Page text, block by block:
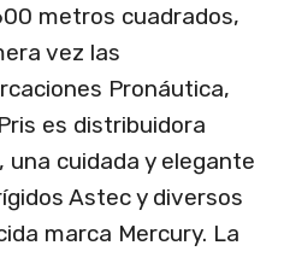
metros cuadrados,
vez las
Pronáutica,
es distribuidora
una cuidada y elegante
Astec y diversos
marca Mercury. La